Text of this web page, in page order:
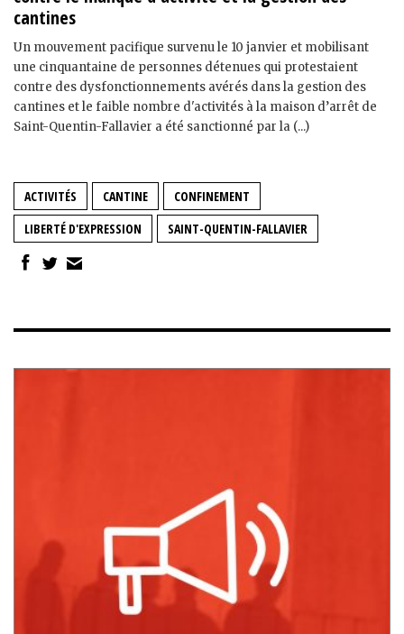
cantines
Un mouvement pacifique survenu le 10 janvier et mobilisant
une cinquantaine de personnes détenues qui protestaient
contre des dysfonctionnements avérés dans la gestion des
cantines et le faible nombre d'activités à la maison d’arrêt de
Saint-Quentin-Fallavier a été sanctionné par la (...)
ACTIVITÉS CANTINE
CONFINEMENT
LIBERTÉ D'EXPRESSION
SAINT-QUENTIN-FALLAVIER